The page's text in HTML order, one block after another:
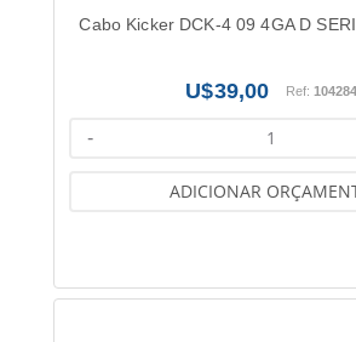
Cabo Kicker DCK-4 09 4GA D
39,00 Ref:104284
-
ADICIONAR